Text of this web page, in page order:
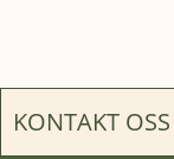
KONTAKT OSS